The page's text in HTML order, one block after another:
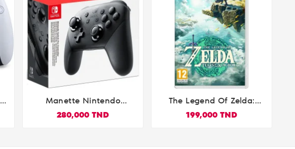

Manette Nintendo
Switch Pro
280,000 TND

The Legend Of Zelda:
Tears Of The Kingdom
Nintendo Switch
199,000 TND